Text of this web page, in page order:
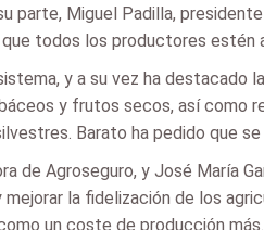
Miguel Padilla,
todos los productores
y a su vez ha destacado
y frutos secos, así como
Barato ha pedido que
de Agroseguro, y José María
la fidelización de los
un coste de producción más.